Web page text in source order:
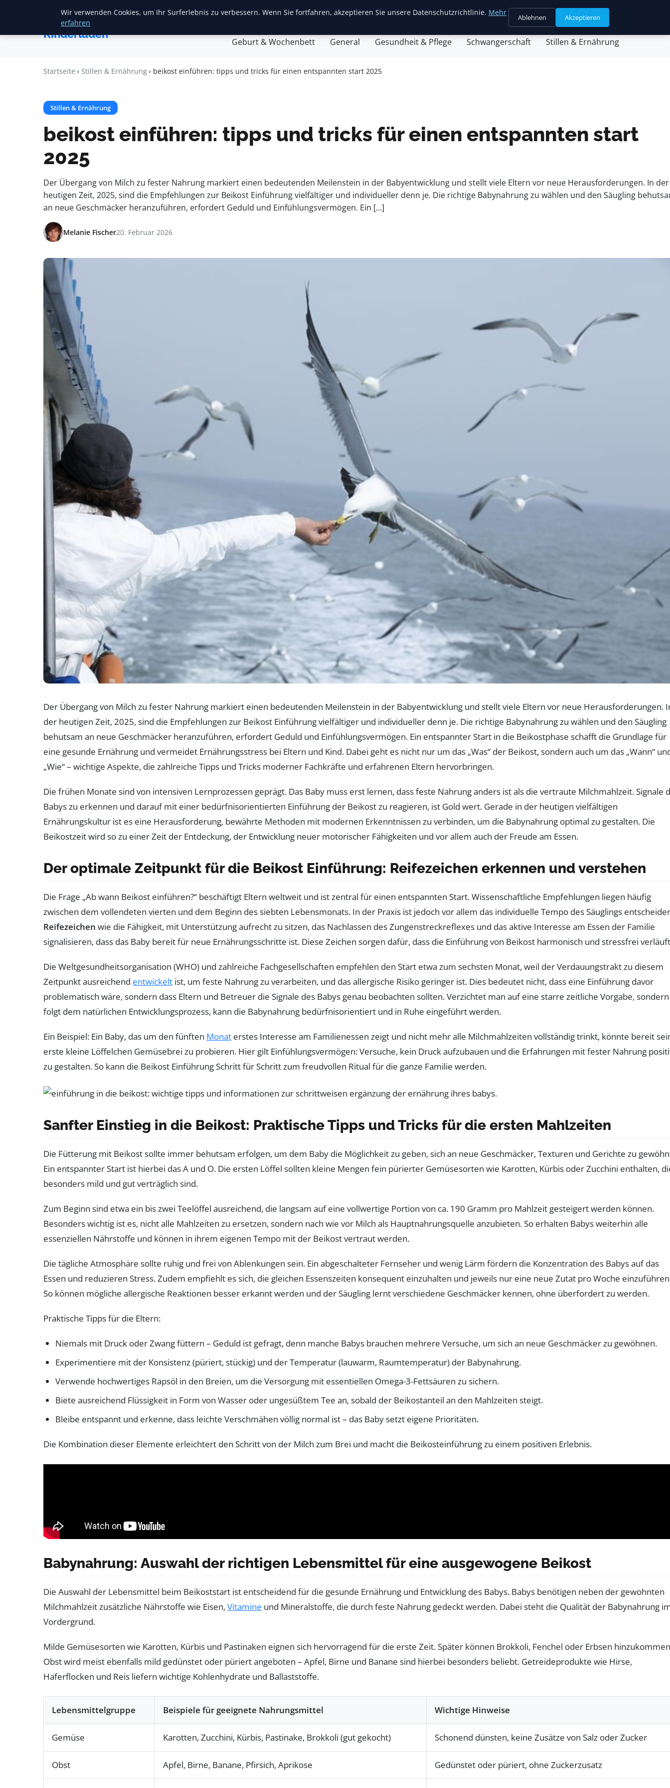
Mariannes
Kinderladen
Babyentwicklung Elternsein & Partnerschaft Familienleben & Alltag
Geburt & Wochenbett General Gesundheit & Pflege Schwangerschaft Stillen & Ernährung
Startseite Stillen & Ernährung beikost einführen: tipps und tricks für einen entspannten start 2025
Stillen & Ernährung
beikost einführen: tipps und tricks für einen entspannten start
2025
Der Übergang von Milch zu fester Nahrung markiert einen bedeutenden Meilenstein in der Babyentwicklung und stellt viele Eltern vor neue Herausforderungen. In der
heutigen Zeit, 2025, sind die Empfehlungen zur Beikost Einführung vielfältiger und individueller denn je. Die richtige Babynahrung zu wählen und den Säugling
an neue Geschmäcker heranzuführen, erfordert Geduld und Einfühlungsvermögen. Ein […]
Melanie Fischer20. Februar 2026
Der Übergang von Milch zu fester Nahrung markiert einen bedeutenden Meilenstein in der Babyentwicklung und stellt viele Eltern vor neue Herausforderungen.
der heutigen Zeit, 2025, sind die Empfehlungen zur Beikost Einführung vielfältiger und individueller denn je. Die richtige Babynahrung zu wählen und den Säugling
behutsam an neue Geschmäcker heranzuführen, erfordert Geduld und Einfühlungsvermögen. Ein entspannter Start in die Beikostphase schafft die Grundlage für
eine gesunde Ernährung und vermeidet Ernährungsstress bei Eltern und Kind. Dabei geht es nicht nur um das „Was“ der Beikost, sondern auch um das „Wann“
„Wie“ – wichtige Aspekte, die zahlreiche Tipps und Tricks moderner Fachkräfte und erfahrenen Eltern hervorbringen.
Die frühen Monate sind von intensiven Lernprozessen geprägt. Das Baby muss erst lernen, dass feste Nahrung anders ist als die vertraute Milchmahlzeit. Signale
Babys zu erkennen und darauf mit einer bedürfnisorientierten Einführung der Beikost zu reagieren, ist Gold wert. Gerade in der heutigen vielfältigen
Ernährungskultur ist es eine Herausforderung, bewährte Methoden mit modernen Erkenntnissen zu verbinden, um die Babynahrung optimal zu gestalten. Die
Beikostzeit wird so zu einer Zeit der Entdeckung, der Entwicklung neuer motorischer Fähigkeiten und vor allem auch der Freude am Essen.
Der optimale Zeitpunkt für die Beikost Einführung: Reifezeichen erkennen und verstehen
Die Frage „Ab wann Beikost einführen?“ beschäftigt Eltern weltweit und ist zentral für einen entspannten Start. Wissenschaftliche Empfehlungen liegen häufig
zwischen dem vollendeten vierten und dem Beginn des siebten Lebensmonats. In der Praxis ist jedoch vor allem das individuelle Tempo des Säuglings
Reifezeichen wie die Fähigkeit, mit Unterstützung aufrecht zu sitzen, das Nachlassen des Zungenstreckreflexes und das aktive Interesse am Essen der Familie
signalisieren, dass das Baby bereit für neue Ernährungsschritte ist. Diese Zeichen sorgen dafür, dass die Einführung von Beikost harmonisch und stressfrei
Die Weltgesundheitsorganisation (WHO) und zahlreiche Fachgesellschaften empfehlen den Start etwa zum sechsten Monat, weil der Verdauungstrakt zu diesem
Zeitpunkt ausreichend entwickelt ist, um feste Nahrung zu verarbeiten, und das allergische Risiko geringer ist. Dies bedeutet nicht, dass eine Einführung davor
problematisch wäre, sondern dass Eltern und Betreuer die Signale des Babys genau beobachten sollten. Verzichtet man auf eine starre zeitliche Vorgabe, sondern
folgt dem natürlichen Entwicklungsprozess, kann die Babynahrung bedürfnisorientiert und in Ruhe eingeführt werden.
Ein Beispiel: Ein Baby, das um den fünften Monat erstes Interesse am Familienessen zeigt und nicht mehr alle Milchmahlzeiten vollständig trinkt, könnte bereit
erste kleine Löffelchen Gemüsebrei zu probieren. Hier gilt Einfühlungsvermögen: Versuche, kein Druck aufzubauen und die Erfahrungen mit fester Nahrung
zu gestalten. So kann die Beikost Einführung Schritt für Schritt zum freudvollen Ritual für die ganze Familie werden.
Sanfter Einstieg in die Beikost: Praktische Tipps und Tricks für die ersten Mahlzeiten
Die Fütterung mit Beikost sollte immer behutsam erfolgen, um dem Baby die Möglichkeit zu geben, sich an neue Geschmäcker, Texturen und Gerichte zu
Ein entspannter Start ist hierbei das A und O. Die ersten Löffel sollten kleine Mengen fein pürierter Gemüsesorten wie Karotten, Kürbis oder Zucchini enthalten,
besonders mild und gut verträglich sind.
Zum Beginn sind etwa ein bis zwei Teelöffel ausreichend, die langsam auf eine vollwertige Portion von ca. 190 Gramm pro Mahlzeit gesteigert werden können.
Besonders wichtig ist es, nicht alle Mahlzeiten zu ersetzen, sondern nach wie vor Milch als Hauptnahrungsquelle anzubieten. So erhalten Babys weiterhin alle
essenziellen Nährstoffe und können in ihrem eigenen Tempo mit der Beikost vertraut werden.
Die tägliche Atmosphäre sollte ruhig und frei von Ablenkungen sein. Ein abgeschalteter Fernseher und wenig Lärm fördern die Konzentration des Babys auf das
Essen und reduzieren Stress. Zudem empfiehlt es sich, die gleichen Essenszeiten konsequent einzuhalten und jeweils nur eine neue Zutat pro Woche
So können mögliche allergische Reaktionen besser erkannt werden und der Säugling lernt verschiedene Geschmäcker kennen, ohne überfordert zu werden.
Praktische Tipps für die Eltern:
Niemals mit Druck oder Zwang füttern – Geduld ist gefragt, denn manche Babys brauchen mehrere Versuche, um sich an neue Geschmäcker zu gewöhnen.
Experimentiere mit der Konsistenz (püriert, stückig) und der Temperatur (lauwarm, Raumtemperatur) der Babynahrung.
Verwende hochwertiges Rapsöl in den Breien, um die Versorgung mit essentiellen Omega-3-Fettsäuren zu sichern.
Biete ausreichend Flüssigkeit in Form von Wasser oder ungesüßtem Tee an, sobald der Beikostanteil an den Mahlzeiten steigt.
Bleibe entspannt und erkenne, dass leichte Verschmähen völlig normal ist – das Baby setzt eigene Prioritäten.
Die Kombination dieser Elemente erleichtert den Schritt von der Milch zum Brei und macht die Beikosteinführung zu einem positiven Erlebnis.
Babynahrung: Auswahl der richtigen Lebensmittel für eine ausgewogene Beikost
Die Auswahl der Lebensmittel beim Beikoststart ist entscheidend für die gesunde Ernährung und Entwicklung des Babys. Babys benötigen neben der gewohnten
Milchmahlzeit zusätzliche Nährstoffe wie Eisen, Vitamine und Mineralstoffe, die durch feste Nahrung gedeckt werden. Dabei steht die Qualität der Babynahrung
Vordergrund.
Milde Gemüsesorten wie Karotten, Kürbis und Pastinaken eignen sich hervorragend für die erste Zeit. Später können Brokkoli, Fenchel oder Erbsen
Obst wird meist ebenfalls mild gedünstet oder püriert angeboten – Apfel, Birne und Banane sind hierbei besonders beliebt. Getreideprodukte wie Hirse,
Haferflocken und Reis liefern wichtige Kohlenhydrate und Ballaststoffe.
Lebensmittelgruppe Beispiele für geeignete Nahrungsmittel Wichtige Hinweise
Gemüse Karotten, Zucchini, Kürbis, Pastinake, Brokkoli (gut gekocht) Schonend dünsten, keine Zusätze von Salz oder Zucker
Obst Apfel, Birne, Banane, Pfirsich, Aprikose Gedünstet oder püriert, ohne Zuckerzusatz
Wir verwenden Cookies, um Ihr Surferlebnis zu verbessern. Wenn Sie fortfahren, akzeptieren Sie unsere Datenschutzrichtlinie. Mehr
erfahren
Ablehnen Akzeptieren